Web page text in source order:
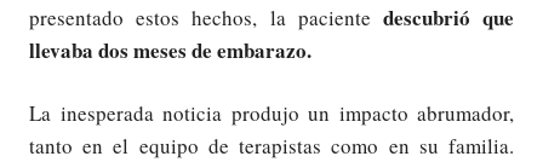
presentado estos hechos, la paciente descubrió que
llevaba dos meses de embarazo.
La inesperada noticia produjo un impacto abrumador,
tanto en el equipo de terapistas como en su familia.